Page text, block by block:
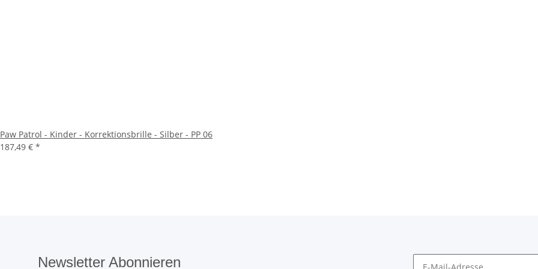
Paw Patrol - Kinder - Korrektionsbrille - Silber - PP 06
187,49 € *
Newsletter Abonnieren